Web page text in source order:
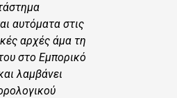
αυτόματα στις
αρχές άμα τη
στο Εμπορικό
λαμβάνει